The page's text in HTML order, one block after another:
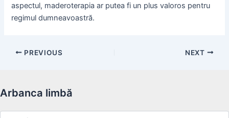
aspectul, maderoterapia ar putea fi un plus valoros pentru
regimul dumneavoastră.
Post
PREVIOUS NEXT
Arbanca limbă